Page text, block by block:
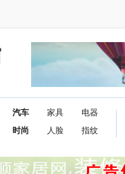
汽车
时尚
家具
人脸
电器
指纹